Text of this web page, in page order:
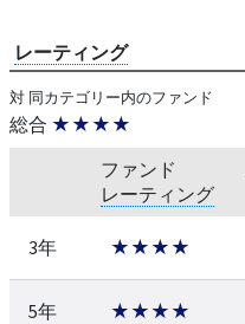
レーティング
対 同カテゴリー内のファンド
総合 ★★★★
ファンド
レーティング
3年 ★★★★
5年 ★★★★